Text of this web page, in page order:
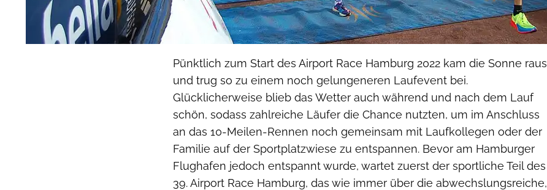
Pünktlich zum Start des Airport Race Hamburg 2022 kam die Sonne raus
und trug so zu einem noch gelungeneren Laufevent bei.
Glücklicherweise blieb das Wetter auch während und nach dem Lauf
schön, sodass zahlreiche Läufer die Chance nutzten, um im Anschluss
an das 10-Meilen-Rennen noch gemeinsam mit Laufkollegen oder der
Familie auf der Sportplatzwiese zu entspannen. Bevor am Hamburger
Flughafen jedoch entspannt wurde, wartet zuerst der sportliche Teil des
39. Airport Race Hamburg, das wie immer über die abwechslungsreiche,